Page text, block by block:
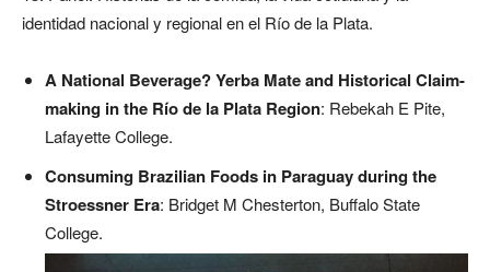
identidad nacional y regional en el Río de la Plata.
A National Beverage? Yerba Mate and Historical Claim-
making in the Río de la Plata Region: Rebekah E Pite,
Lafayette College.
Consuming Brazilian Foods in Paraguay during the
Stroessner Era: Bridget M Chesterton, Buffalo State
College.